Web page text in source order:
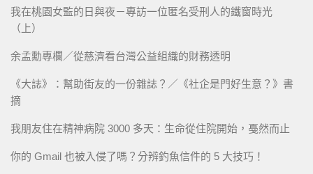
我在桃園女監的日與夜－專訪一位匿名受刑人的鐵窗時光
（上）
余孟勳專欄／從慈濟看台灣公益組織的財務透明
《大誌》：幫助街友的一份雜誌？／《社企是門好生意？》書
摘
我朋友住在精神病院 3000 多天：生命從住院開始，戞然而止
你的 Gmail 也被入侵了嗎？分辨釣魚信件的 5 大技巧！